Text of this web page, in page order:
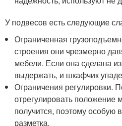
У подвесов есть следующие
Ограниченная
строения они чрезмерно
мебели. Если она сделана
выдержать, и шкафчик
Ограничения регулировки.
отрегулировать положение
получится, поэтому особую
разметка.